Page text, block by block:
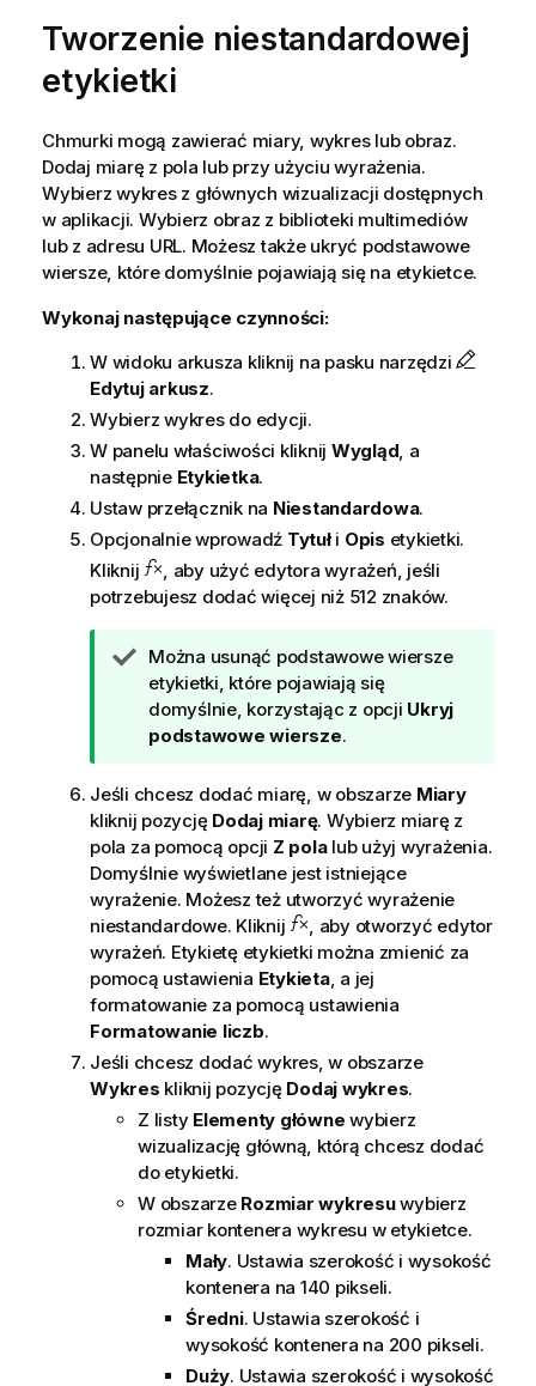
Tworzenie niestandardowej
etykietki
Chmurki mogą zawierać miary, wykres lub obraz.
Dodaj miarę z pola lub przy użyciu wyrażenia.
Wybierz wykres z głównych wizualizacji dostępnych
w aplikacji. Wybierz obraz z biblioteki multimediów
lub z adresu URL. Możesz także ukryć podstawowe
wiersze, które domyślnie pojawiają się na etykietce.
Wykonaj następujące czynności:
W widoku arkusza kliknij na pasku narzędzi
Edytuj arkusz.
Wybierz wykres do edycji.
W panelu właściwości kliknij Wygląd, a
następnie Etykietka.
Ustaw przełącznik na Niestandardowa.
Opcjonalnie wprowadź Tytułi Opis etykietki.
Kliknij
, aby użyć edytora wyrażeń, jeśli
potrzebujesz dodać więcej niż 512 znaków.
W
s
k
a
ó
w
k
a
Można usunąć podstawowe wiersze
etykietki, które pojawiają się
domyślnie, korzystając z opcji Ukryj
podstawowe wiersze.
Jeśli chcesz dodać miarę, w obszarze Miary
kliknij pozycję Dodaj miarę. Wybierz miarę z
pola za pomocą opcji Z polalub użyj wyrażenia.
Domyślnie wyświetlane jest istniejące
wyrażenie. Możesz też utworzyć wyrażenie
niestandardowe. Kliknij
, aby otworzyć edytor
wyrażeń. Etykietę etykietki można zmienić za
pomocą ustawienia Etykieta, a jej
formatowanie za pomocą ustawienia
Formatowanie liczb.
Jeśli chcesz dodać wykres, w obszarze
Wykres kliknij pozycję Dodaj wykres.
Z listy Elementy główne wybierz
wizualizację główną, którą chcesz dodać
do etykietki.
W obszarze Rozmiar wykresuwybierz
rozmiar kontenera wykresu w etykietce.
Mały. Ustawia szerokość i wysokość
kontenera na 140 pikseli.
Średni. Ustawia szerokość i
wysokość kontenera na 200 pikseli.
Duży. Ustawia szerokość i wysokość